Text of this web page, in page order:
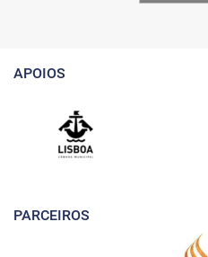
APOIOS
PARCEIROS